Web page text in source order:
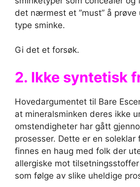
det nærmest et ”must” å prøve
type sminke.
Gi det et forsøk.
2. Ikke syntetisk
Hovedargumentet til Bare
at mineralsminken deres ikke
omstendigheter har gått
prosesser. Dette er en
finnes en haug med folk der
allergiske mot
som følge av slike uheldige